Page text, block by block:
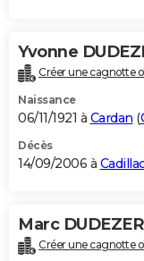
Yvonne
Créer une cagnotte
Naissance
06/11/1921 à Cardan (
Décès
14/09/2006 à
Marc
Créer une cagnotte